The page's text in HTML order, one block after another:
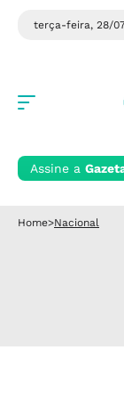
terça-feira, 28/
Assine a
Home>Nacional